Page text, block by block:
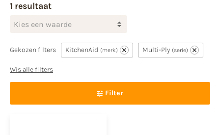
1 resultaat
Kies een waarde
Gekozen filters KitchenAid merk Multi-Ply serie
Wis alle filters
Filter